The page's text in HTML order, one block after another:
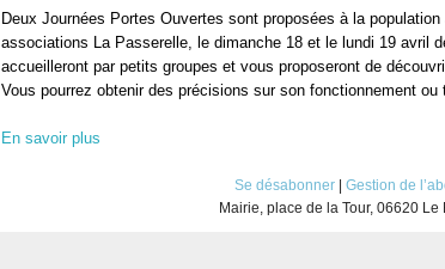
Deux Journées Portes Ouvertes sont proposées à la
associations La Passerelle, le dimanche 18 et le lundi 19 avril
accueilleront par petits groupes et vous proposeront de
Vous pourrez obtenir des précisions sur son fonctionnement
En savoir plus
Se désabonner
Gestion de
Mairie, place de la Tour, 06620 Le